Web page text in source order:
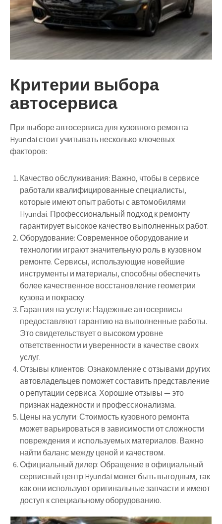
Критерии выбора
автосервиса
При выборе автосервиса для кузовного ремонта
Hyundai стоит учитывать несколько ключевых
факторов:
Качество обслуживания: Важно, чтобы в сервисе
работали квалифицированные специалисты,
которые имеют опыт работы с автомобилями
Hyundai. Профессиональный подход к ремонту
гарантирует высокое качество выполненных работ.
Оборудование: Современное оборудование и
технологии играют значительную роль в кузовном
ремонте. Сервисы, использующие новейшие
инструменты и материалы, способны обеспечить
более качественное восстановление геометрии
кузова и покраску.
Гарантия на услуги: Надежные автосервисы
предоставляют гарантию на выполненные работы.
Это свидетельствует о высоком уровне
ответственности и уверенности в качестве своих
услуг.
Отзывы клиентов: Ознакомление с отзывами других
автовладельцев поможет составить представление
о репутации сервиса. Хорошие отзывы — это
признак надежности и профессионализма.
Цены на услуги: Стоимость кузовного ремонта
может варьироваться в зависимости от сложности
повреждения и используемых материалов. Важно
найти баланс между ценой и качеством.
Официальный дилер: Обращение в официальный
сервисный центр Hyundai может быть выгодным, так
как они используют оригинальные запчасти и имеют
доступ к специальному оборудованию.